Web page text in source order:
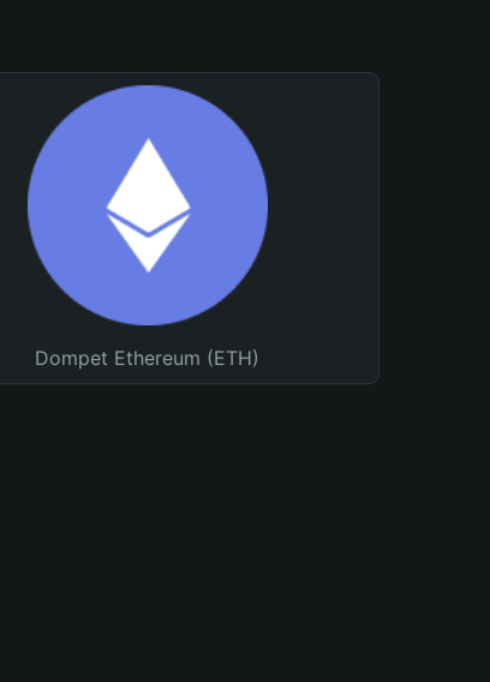
Dompet Ethereum (ETH)